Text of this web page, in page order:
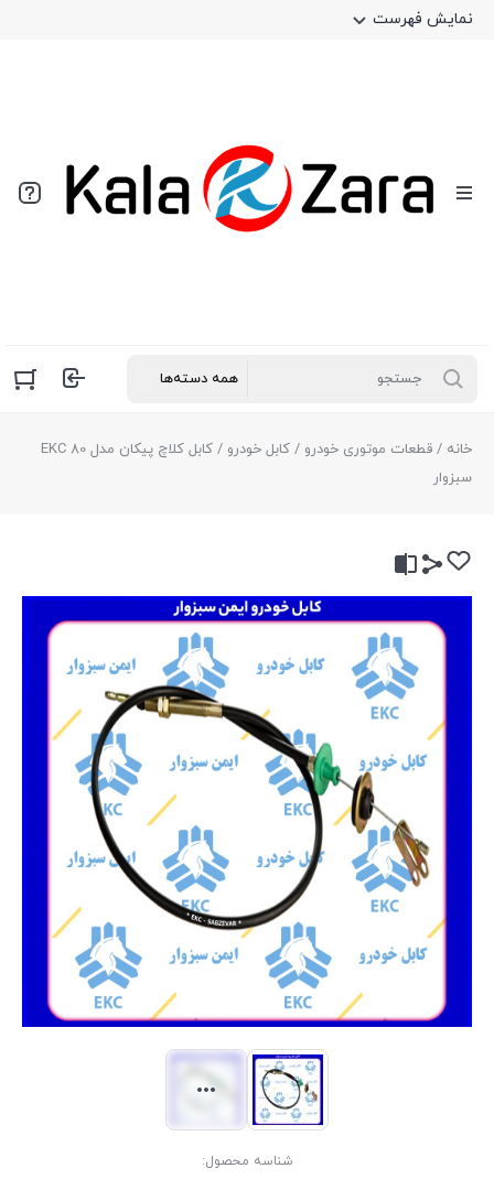
نمایش فهرست
خانه / قطعات موتوری خودرو / کابل خودرو
/ کابل کلاچ پیکان مدل 80 EKC
سبزوار
شناسه محصول: